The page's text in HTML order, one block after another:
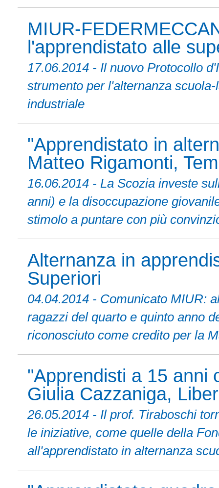
MIUR-
l'apprendistato alle
17.06.2014 - Il nuovo Protocollo
strumento per l'alternanza
industriale
"Apprendistato in
Matteo Rigamonti,
16.06.2014 - La Scozia investe
anni) e la disoccupazione
stimolo a puntare con più
Alternanza in
Superiori
04.04.2014 - Comunicato MIUR:
ragazzi del quarto e quinto anno
riconosciuto come credito per la
"Apprendisti a 15 anni
Giulia Cazzaniga,
26.05.2014 - Il prof. Tiraboschi
le iniziative, come quelle della
all'apprendistato in alternanza